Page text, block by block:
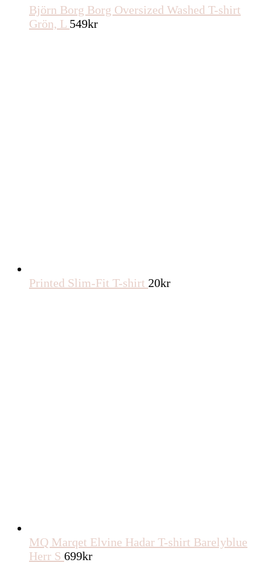
Björn Borg Borg Oversized Washed T-shirt
Grön, L 549kr
Printed Slim-Fit T-shirt 20kr
MQ Marqet Elvine Hadar T-shirt Barelyblue
Herr S 699kr